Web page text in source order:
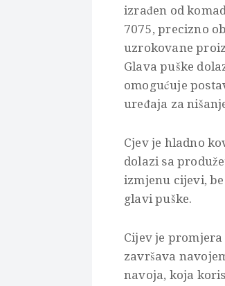
izrađen od
7075, precizno
uzrokovane
Glava puške
omogućuje
uređaja za
Cjev je hladno
dolazi sa
izmjenu cijevi,
glavi puške.
Cijev je
završava
navoja, koja